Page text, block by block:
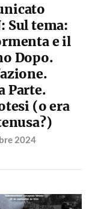
Sul tema:
e il
Dopo.
Parte.
(o era
2024